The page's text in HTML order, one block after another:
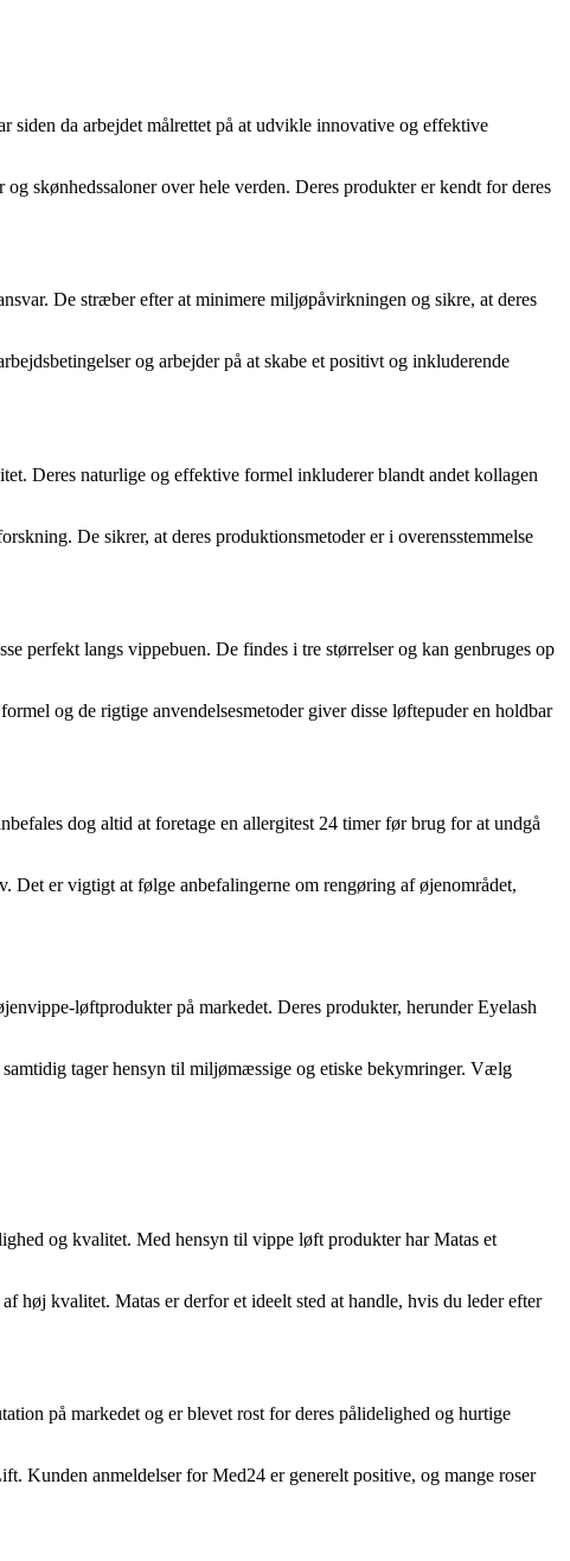
siden da arbejdet målrettet på at udvikle innovative og effektive
skønhedssaloner over hele verden. Deres produkter er kendt for deres
De stræber efter at minimere miljøpåvirkningen og sikre, at deres
og arbejder på at skabe et positivt og inkluderende
Deres naturlige og effektive formel inkluderer blandt andet kollagen
De sikrer, at deres produktionsmetoder er i overensstemmelse
perfekt langs vippebuen. De findes i tre størrelser og kan genbruges op
og de rigtige anvendelsesmetoder giver disse løftepuder en holdbar
dog altid at foretage en allergitest 24 timer før brug for at undgå
Det er vigtigt at følge anbefalingerne om rengøring af øjenområdet,
løftprodukter på markedet. Deres produkter, herunder Eyelash
tager hensyn til miljømæssige og etiske bekymringer. Vælg
og kvalitet. Med hensyn til vippe løft produkter har Matas et
høj kvalitet. Matas er derfor et ideelt sted at handle, hvis du leder efter
på markedet og er blevet rost for deres pålidelighed og hurtige
Kunden anmeldelser for Med24 er generelt positive, og mange roser